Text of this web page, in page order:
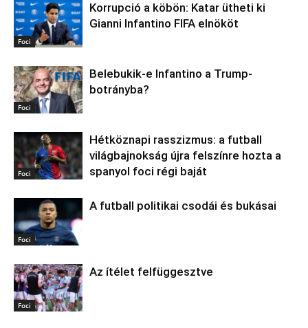
Foci
Korrupció a köbön: Katar ütheti ki
Gianni Infantino FIFA elnököt
Foci
Belebukik-e Infantino a Trump-
botrányba?
Foci
Hétköznapi rasszizmus: a futball
világbajnokság újra felszínre hozta a
spanyol foci régi baját
Foci
A futball politikai csodái és bukásai
Foci
Az ítélet felfüggesztve